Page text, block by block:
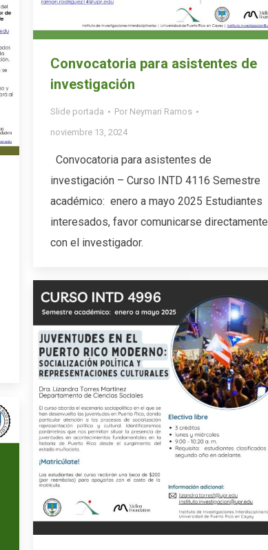
Convocatoria para asistentes de
investigación
Slide portada Por Neymari Ramos
noviembre 13, 2024
Convocatoria para asistentes de
investigación – Curso INTD 4116 Semestre
académico: enero a mayo 2025 Estudiantes
interesados, favor comunicarse directamente
con el investigador.